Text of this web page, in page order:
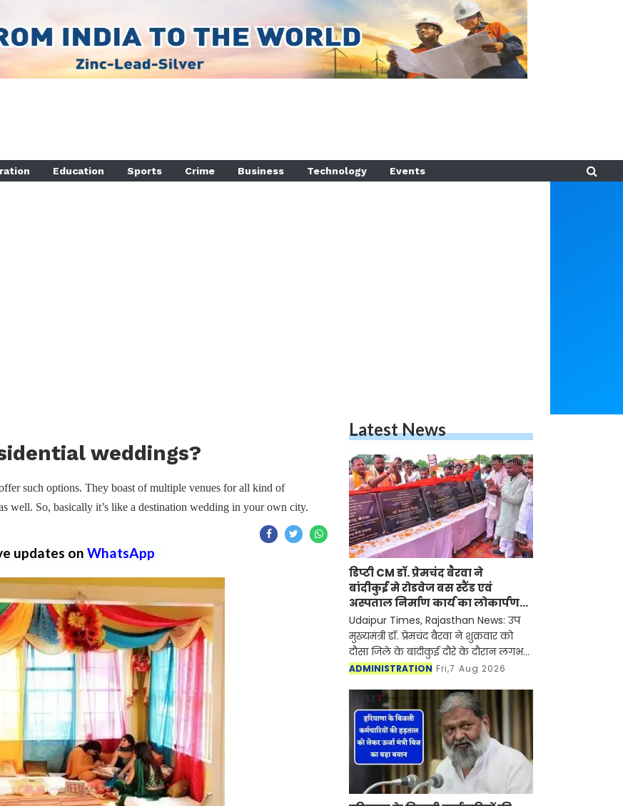
Education Sports Crime Business Technology Events
weddings?
such options. They boast of multiple venues for all kind of
well. So, basically it’s like a destination wedding in your own city.
updates on WhatsApp
Latest News
डिप्टी CM डॉ. प्रेमचंद बैरवा ने
बांदीकुई मे रोडवेज बस स्टैंड एवं
अस्पताल निर्माण कार्य का लोकार्पण-
शिलान्यास किया
Udaipur Times, Rajasthan News: उप
मुख्यमंत्री डॉ. प्रेमचंद बैरवा ने शुक्रवार को
दौसा जिले के बांदीकुई दौरे के दौरान लगभग
5 करोड़ 64 लाख रुपये की लागत के
लोकार्प
ADMINISTRATION Fri,7 Aug 2026